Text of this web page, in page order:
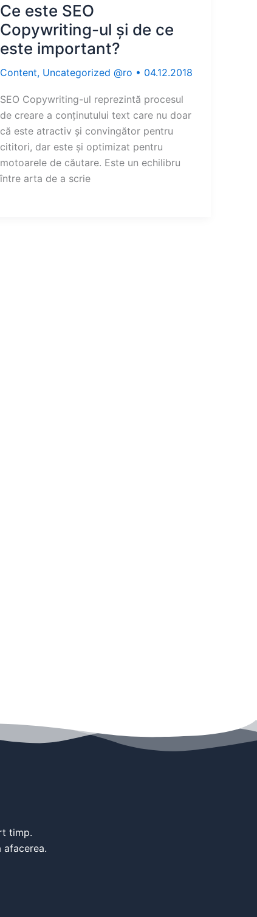
Ce este SEO
Copywriting-ul și de ce
este important?
Content, Uncategorized @ro • 04.12.2018
SEO Copywriting-ul reprezintă procesul
de creare a conținutului text care nu doar
că este atractiv și convingător pentru
cititori, dar este și optimizat pentru
motoarele de căutare. Este un echilibru
între arta de a scrie
timp.